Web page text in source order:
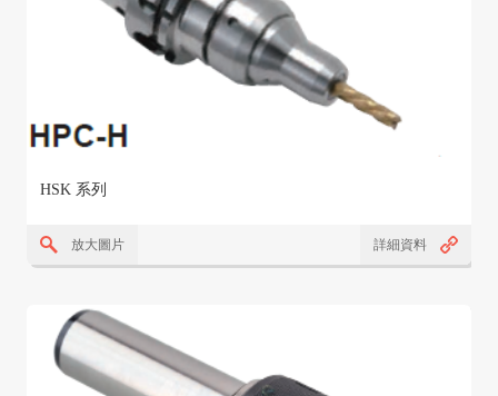
HSK 系列
放大圖片 詳細資料